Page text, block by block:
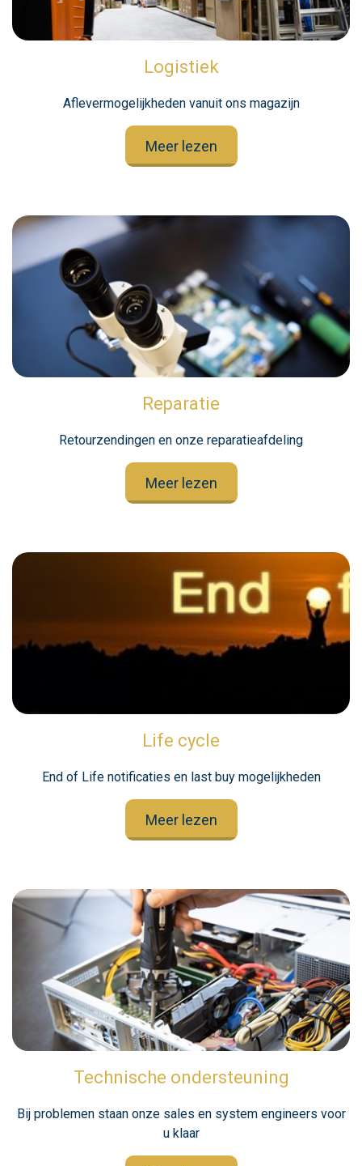
Logistiek
Aflevermogelijkheden vanuit ons magazijn
Meer lezen
Reparatie
Retourzendingen en onze reparatieafdeling
Meer lezen
Life cycle
End of Life notificaties en last buy mogelijkheden
Meer lezen
Technische ondersteuning
Bij problemen staan onze sales en system engineers voor
u klaar